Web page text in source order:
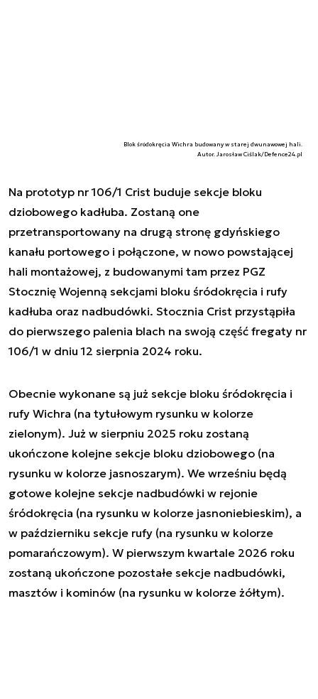
Blok śródokręcia Wichra budowany w starej dwunawowej hali.
Autor. Jarosław Ciślak/Defence24.pl
Na prototyp nr 106/1 Crist buduje sekcje bloku
dziobowego kadłuba. Zostaną one
przetransportowany na drugą stronę gdyńskiego
kanału portowego i połączone, w nowo powstającej
hali montażowej, z budowanymi tam przez PGZ
Stocznię Wojenną sekcjami bloku śródokręcia i rufy
kadłuba oraz nadbudówki. Stocznia Crist przystąpiła
do pierwszego palenia blach na swoją część fregaty nr
106/1 w dniu 12 sierpnia 2024 roku.
Obecnie wykonane są już sekcje bloku śródokręcia i
rufy Wichra (na tytułowym rysunku w kolorze
zielonym). Już w sierpniu 2025 roku zostaną
ukończone kolejne sekcje bloku dziobowego (na
rysunku w kolorze jasnoszarym). We wrześniu będą
gotowe kolejne sekcje nadbudówki w rejonie
śródokręcia (na rysunku w kolorze jasnoniebieskim), a
w październiku sekcje rufy (na rysunku w kolorze
pomarańczowym). W pierwszym kwartale 2026 roku
zostaną ukończone pozostałe sekcje nadbudówki,
masztów i kominów (na rysunku w kolorze żółtym).